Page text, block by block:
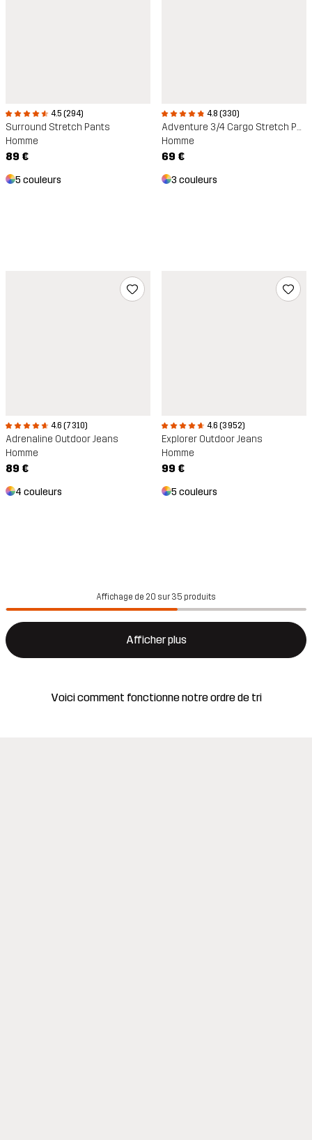
4.5 (294)
Surround Stretch Pants
Homme
89 €
5 couleurs
4.8 (330)
Adventure 3/4 Cargo Stretch Pants
Homme
69 €
3 couleurs
4.6 (7 310)
Adrenaline Outdoor Jeans
Homme
89 €
4 couleurs
4.6 (3 952)
Explorer Outdoor Jeans
Homme
99 €
5 couleurs
Affichage de 20 sur 35 produits
Afficher plus
Voici comment fonctionne notre ordre de tri